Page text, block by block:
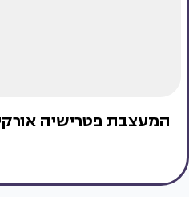
המעצבת פטרישיה